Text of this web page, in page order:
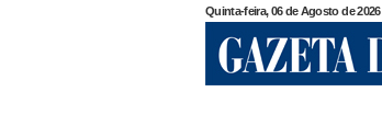
Quinta-feira, 06 de Agosto de 2026